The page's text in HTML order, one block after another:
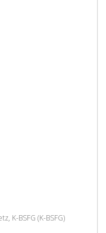
K-BSFG (K-BSFG)